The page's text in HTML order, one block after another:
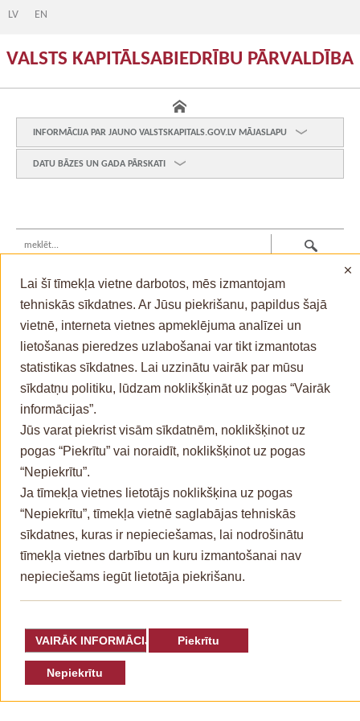
LV EN
VALSTS KAPITĀLSABIEDRĪBU PĀRVALDĪBA
INFORMĀCIJA PAR JAUNO VALSTSKAPITALS.GOV.LV MĀJASLAPU
DATU BĀZES UN GADA PĀRSKATI
© Valsts kanceleja , 2026
Personas datu apstrāde
Privātuma politika
Kontakti
×
Lai šī tīmekļa vietne darbotos, mēs izmantojam
tehniskās sīkdatnes. Ar Jūsu piekrišanu, papildus šajā
vietnē, interneta vietnes apmeklējuma analīzei un
lietošanas pieredzes uzlabošanai var tikt izmantotas
statistikas sīkdatnes. Lai uzzinātu vairāk par mūsu
sīkdatņu politiku, lūdzam noklikšķināt uz pogas “Vairāk
informācijas”.
Jūs varat piekrist visām sīkdatnēm, noklikšķinot uz
pogas “Piekrītu” vai noraidīt, noklikšķinot uz pogas
“Nepiekrītu”.
Ja tīmekļa vietnes lietotājs noklikšķina uz pogas
“Nepiekrītu”, tīmekļa vietnē saglabājas tehniskās
sīkdatnes, kuras ir nepieciešamas, lai nodrošinātu
tīmekļa vietnes darbību un kuru izmantošanai nav
nepieciešams iegūt lietotāja piekrišanu.
VAIRĀK INFORMĀCIJAS Piekrītu
Nepiekrītu